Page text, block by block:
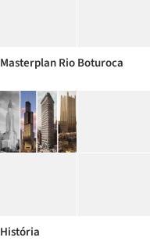
Masterplan Rio Boturoca
História